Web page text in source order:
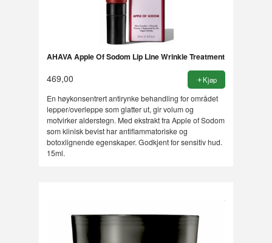
AHAVA Apple Of Sodom Lip Line Wrinkle Treatment
469,00 Kjøp
En høykonsentrert antirynke behandling for området
lepper/overleppe som glatter ut, gir volum og
motvirker alderstegn. Med ekstrakt fra Apple of Sodom
som klinisk bevist har antiflammatoriske og
botoxlignende egenskaper. Godkjent for sensitiv hud.
15ml.